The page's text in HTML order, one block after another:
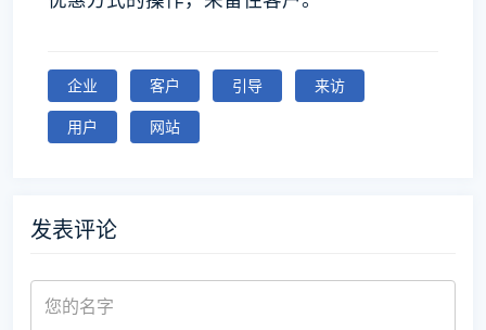
企业 客户 引导
来访
用户
网站
发表评论